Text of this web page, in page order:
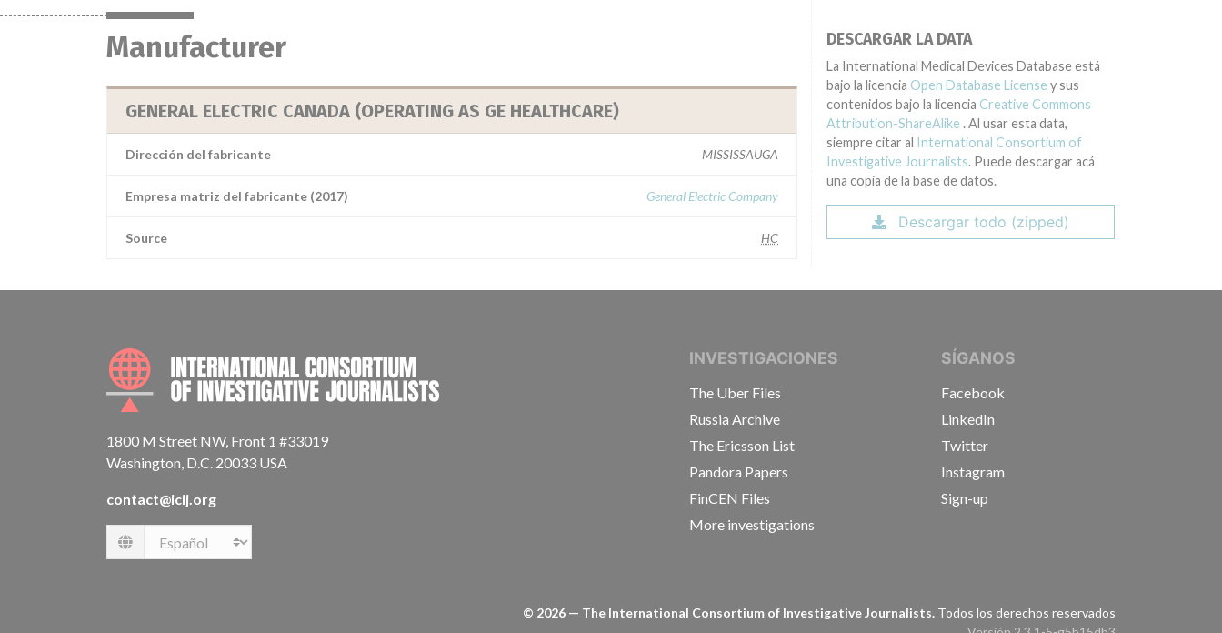
Manufacturer
GENERAL ELECTRIC CANADA (OPERATING AS GE HEALTHCARE)
Dirección del fabricante MISSISSAUGA
Empresa matriz del fabricante (2017) General Electric Company
Source HC
DESCARGAR LA DATA
La International Medical Devices Database está
bajo la licencia Open Database License y sus
contenidos bajo la licencia Creative Commons
Attribution-ShareAlike . Al usar esta data,
siempre citar al International Consortium of
Investigative Journalists. Puede descargar acá
una copia de la base de datos.
Descargar todo (zipped)
INTERNATIONAL CONSORTIUM OF INVESTIGATIVE JOURNALISTS
1800 M Street NW, Front 1 #33019
Washington, D.C. 20033 USA
contact@icij.org
Language
INVESTIGACIONES
The Uber Files
Russia Archive
The Ericsson List
Pandora Papers
FinCEN Files
More investigations
SÍGANOS
Facebook
LinkedIn
Twitter
Instagram
Sign-up
© 2026 — The International Consortium of Investigative Journalists. Todos los derechos reservados